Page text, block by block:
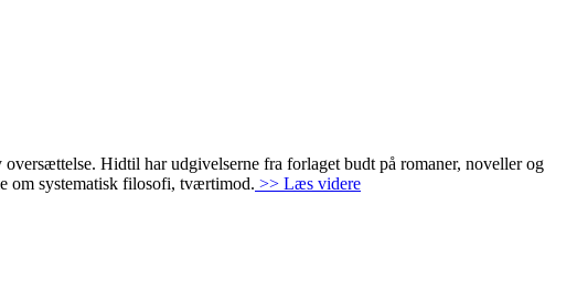
Hidtil har udgivelserne fra forlaget budt på romaner, noveller og
om systematisk filosofi, tværtimod. >> Læs videre